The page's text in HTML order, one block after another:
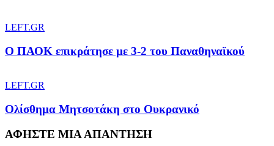
LEFT.GR
Ο ΠΑΟΚ επικράτησε με 3-2 του Παναθηναϊκού
LEFT.GR
Ολίσθημα Μητσοτάκη στο Ουκρανικό
ΑΦΗΣΤΕ ΜΙΑ ΑΠΑΝΤΗΣΗ